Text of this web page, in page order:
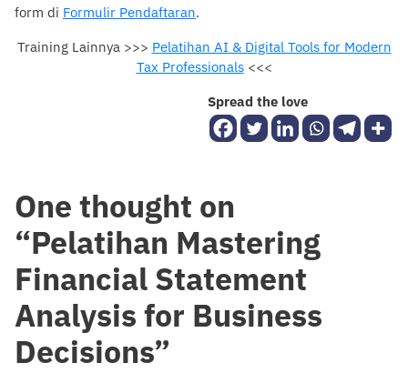
form di Formulir Pendaftaran.
Training Lainnya >>> Pelatihan AI & Digital Tools for Modern
Tax Professionals<<<
Spread the love
One thought on
“Pelatihan Mastering
Financial Statement
Analysis for Business
Decisions”